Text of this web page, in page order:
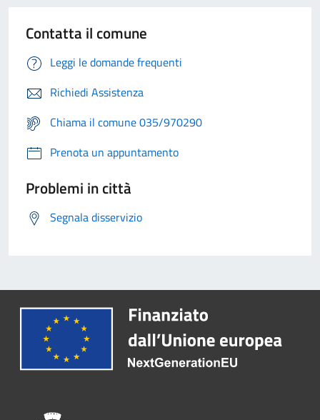
Contatta il comune
Leggi le domande frequenti
Richiedi Assistenza
Chiama il comune 035/970290
Prenota un appuntamento
Problemi in città
Segnala disservizio